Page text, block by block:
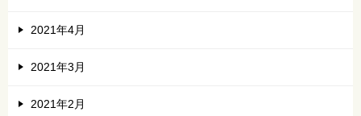
2021年4月
2021年3月
2021年2月